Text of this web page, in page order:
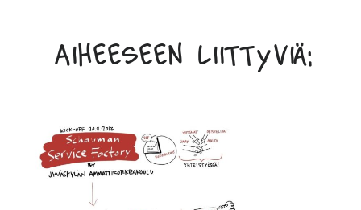
Aiheeseen liittyviä: